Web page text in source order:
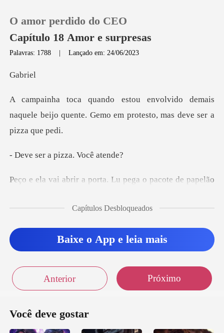
Loja
Histórico
O amor perdido do CEO
Capítulo 18 Amor e surpresas
Palavras: 1788 |Lançado em: 24/06/2023
br
demais
naquele beijo quente. Gemo em p
a pizza.
pacote de papelão
me? - pergunt
Capítulos Desbloqueados
Baixe o App e leia mais
Anterior Próximo
Você deve gostar